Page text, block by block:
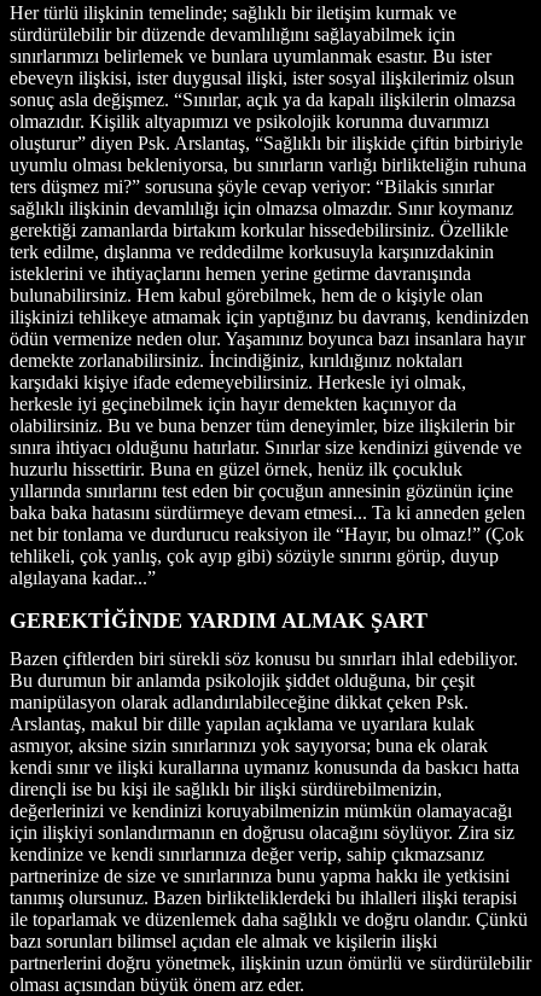
Her türlü ilişkinin temelinde; sağlıklı bir iletişim kurmak ve
sürdürülebilir bir düzende devamlılığını sağlayabilmek için
sınırlarımızı belirlemek ve bunlara uyumlanmak esastır. Bu ister
ebeveyn ilişkisi, ister duygusal ilişki, ister sosyal ilişkilerimiz olsun
sonuç asla değişmez. “Sınırlar, açık ya da kapalı ilişkilerin olmazsa
olmazıdır. Kişilik altyapımızı ve psikolojik korunma duvarımızı
oluşturur” diyen Psk. Arslantaş, “Sağlıklı bir ilişkide çiftin birbiriyle
uyumlu olması bekleniyorsa, bu sınırların varlığı birlikteliğin ruhuna
ters düşmez mi?” sorusuna şöyle cevap veriyor: “Bilakis sınırlar
sağlıklı ilişkinin devamlılığı için olmazsa olmazdır. Sınır koymanız
gerektiği zamanlarda birtakım korkular hissedebilirsiniz. Özellikle
terk edilme, dışlanma ve reddedilme korkusuyla karşınızdakinin
isteklerini ve ihtiyaçlarını hemen yerine getirme davranışında
bulunabilirsiniz. Hem kabul görebilmek, hem de o kişiyle olan
ilişkinizi tehlikeye atmamak için yaptığınız bu davranış, kendinizden
ödün vermenize neden olur. Yaşamınız boyunca bazı insanlara hayır
demekte zorlanabilirsiniz. İncindiğiniz, kırıldığınız noktaları
karşıdaki kişiye ifade edemeyebilirsiniz. Herkesle iyi olmak,
herkesle iyi geçinebilmek için hayır demekten kaçınıyor da
olabilirsiniz. Bu ve buna benzer tüm deneyimler, bize ilişkilerin bir
sınıra ihtiyacı olduğunu hatırlatır. Sınırlar size kendinizi güvende ve
huzurlu hissettirir. Buna en güzel örnek, henüz ilk çocukluk
yıllarında sınırlarını test eden bir çocuğun annesinin gözünün içine
baka baka hatasını sürdürmeye devam etmesi... Ta ki anneden gelen
net bir tonlama ve durdurucu reaksiyon ile “Hayır, bu olmaz!” (Çok
tehlikeli, çok yanlış, çok ayıp gibi) sözüyle sınırını görüp, duyup
algılayana kadar...”
GEREKTİĞİNDE YARDIM ALMAK ŞART
Bazen çiftlerden biri sürekli söz konusu bu sınırları ihlal edebiliyor.
Bu durumun bir anlamda psikolojik şiddet olduğuna, bir çeşit
manipülasyon olarak adlandırılabileceğine dikkat çeken Psk.
Arslantaş, makul bir dille yapılan açıklama ve uyarılara kulak
asmıyor, aksine sizin sınırlarınızı yok sayıyorsa; buna ek olarak
kendi sınır ve ilişki kurallarına uymanız konusunda da baskıcı hatta
dirençli ise bu kişi ile sağlıklı bir ilişki sürdürebilmenizin,
değerlerinizi ve kendinizi koruyabilmenizin mümkün olamayacağı
için ilişkiyi sonlandırmanın en doğrusu olacağını söylüyor. Zira siz
kendinize ve kendi sınırlarınıza değer verip, sahip çıkmazsanız
partnerinize de size ve sınırlarınıza bunu yapma hakkı ile yetkisini
tanımış olursunuz. Bazen birlikteliklerdeki bu ihlalleri ilişki terapisi
ile toparlamak ve düzenlemek daha sağlıklı ve doğru olandır. Çünkü
bazı sorunları bilimsel açıdan ele almak ve kişilerin ilişki
partnerlerini doğru yönetmek, ilişkinin uzun ömürlü ve sürdürülebilir
olması açısından büyük önem arz eder.